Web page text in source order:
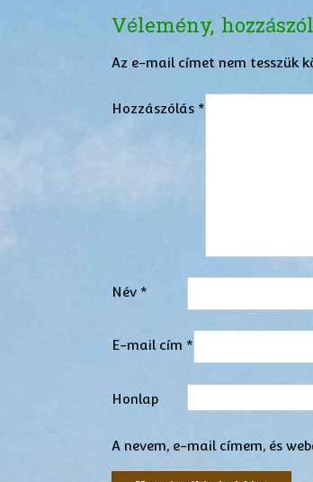
Vélemény,
Az e-mail címet nem tesszük
Hozzászólás *
Név *
E-mail cím *
Honlap
A nevem, e-mail címem, és